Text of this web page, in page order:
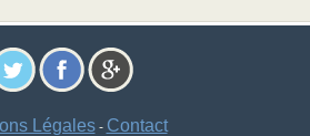
Légales- Contact